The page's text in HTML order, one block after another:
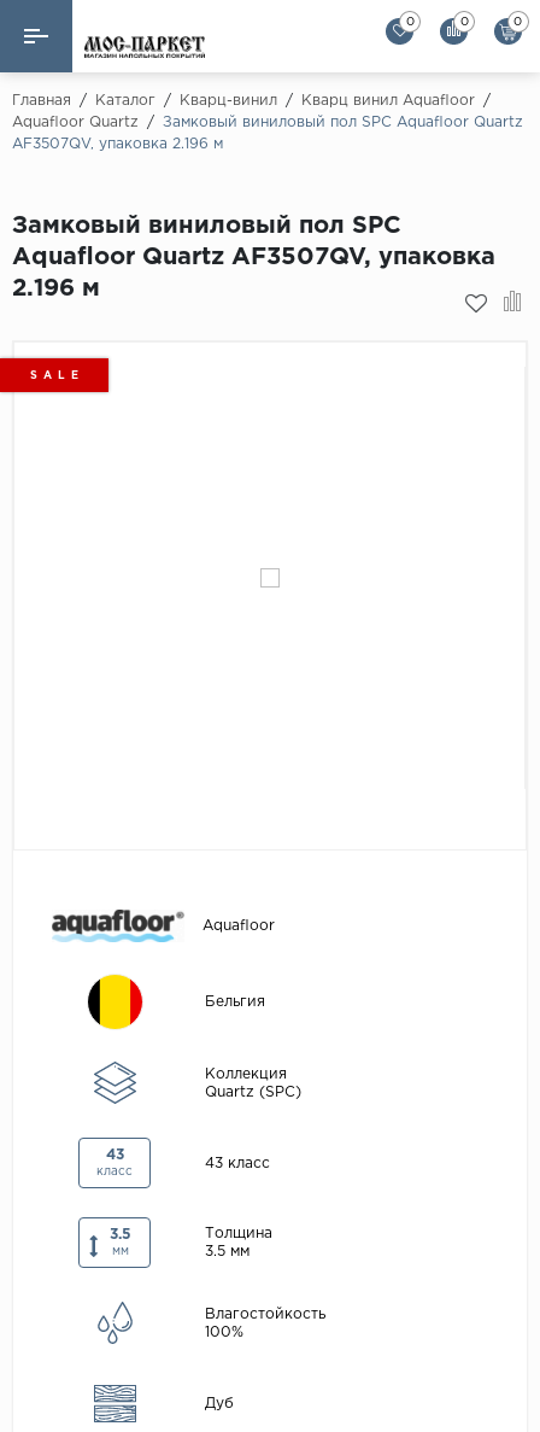
Назад
Ламинат
Назад
Alloc
Alpine Floor
Alpine Floor by
Паркетная доска
0 0 0
Главная / Каталог / Кварц-винил / Кварц винил Aquafloor
/
Aquafloor Quartz
/
Замковый виниловый пол SPC Aquafloor Quartz
AF3507QV, упаковка 2.196 м
Замковый виниловый пол SPC
Aquafloor Quartz AF3507QV, упаковка
2.196 м
S A L E
Aquafloor
Бельгия
Коллекция
Quartz (SPC)
43
класс
43 класс
3.5
мм
Толщина
3.5 мм
Влагостойкость
100%
Дуб